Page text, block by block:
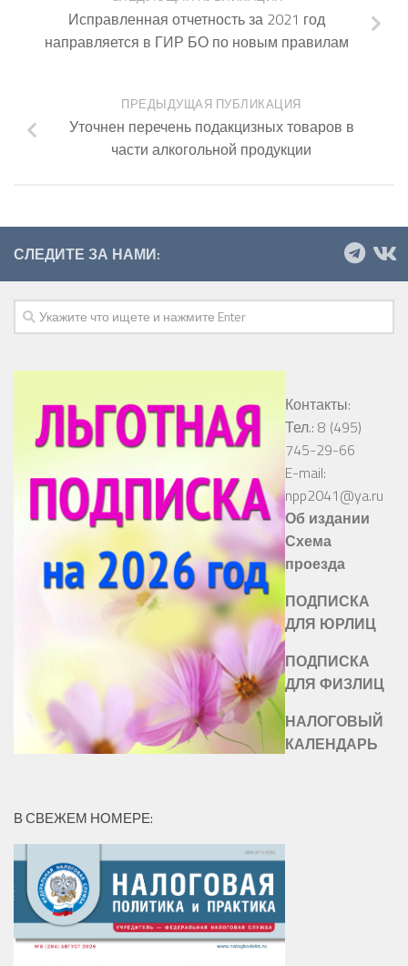
Исправленная отчетность за 2021 год
направляется в ГИР БО по новым правилам
ПРЕДЫДУЩАЯ ПУБЛИКАЦИЯ
Уточнен перечень подакцизных товаров в
части алкогольной продукции
СЛЕДИТЕ ЗА НАМИ:
Контакты:
Тел.: 8 (495)
745-29-66
E-mail:
npp2041@ya.ru
Об издании
Схема
проезда
ПОДПИСКА
ДЛЯ ЮРЛИЦ
ПОДПИСКА
ДЛЯ ФИЗЛИЦ
НАЛОГОВЫЙ
КАЛЕНДАРЬ
В СВЕЖЕМ НОМЕРЕ: